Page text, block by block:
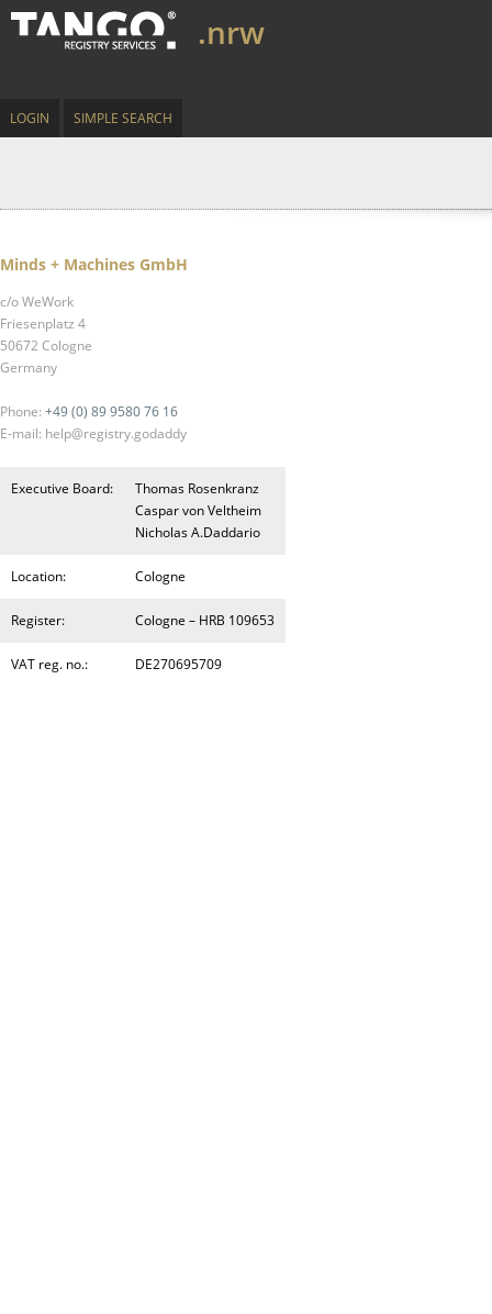
.nrw
LOGIN SIMPLE SEARCH
Minds + Machines GmbH
c/o WeWork
Friesenplatz 4
50672 Cologne
Germany
Phone: +49 (0) 89 9580 76 16
E-mail: help@registry.godaddy
Executive Board:
Thomas Rosenkranz
Caspar von Veltheim
Nicholas A.Daddario
Location: Cologne
Register: Cologne – HRB 109653
VAT reg. no.: DE270695709